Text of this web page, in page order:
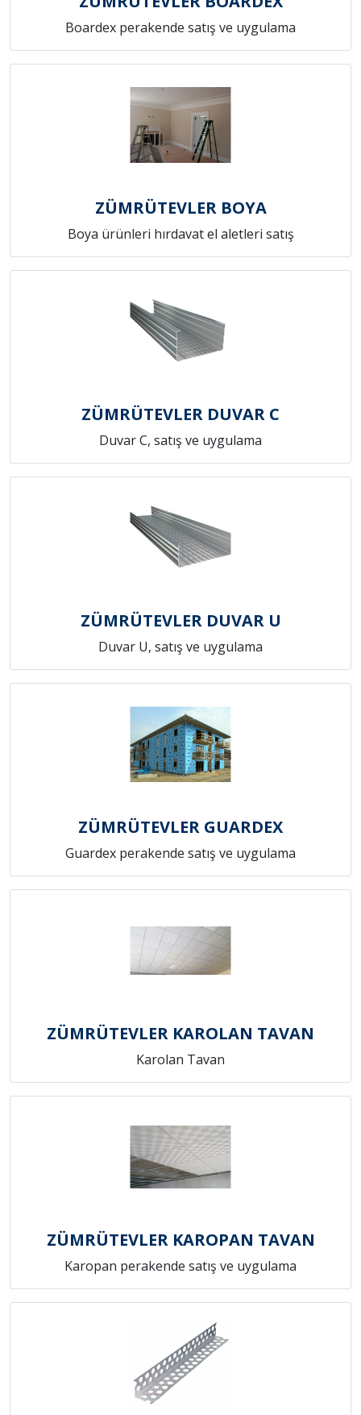
Boardex perakende satış ve uygulama
ZÜMRÜTEVLER BOYA
Boya ürünleri hırdavat el aletleri satış
ZÜMRÜTEVLER DUVAR C
Duvar C, satış ve uygulama
ZÜMRÜTEVLER DUVAR U
Duvar U, satış ve uygulama
ZÜMRÜTEVLER GUARDEX
Guardex perakende satış ve uygulama
ZÜMRÜTEVLER KAROLAN TAVAN
Karolan Tavan
ZÜMRÜTEVLER KAROPAN TAVAN
Karopan perakende satış ve uygulama